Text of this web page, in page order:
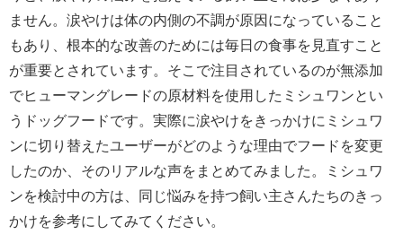
ません。涙やけは体の内側の不調が原因になっていること
もあり、根本的な改善のためには毎日の食事を見直すこと
が重要とされています。そこで注目されているのが無添加
でヒューマングレードの原材料を使用したミシュワンとい
うドッグフードです。実際に涙やけをきっかけにミシュワ
ンに切り替えたユーザーがどのような理由でフードを変更
したのか、そのリアルな声をまとめてみました。ミシュワ
ンを検討中の方は、同じ悩みを持つ飼い主さんたちのきっ
かけを参考にしてみてください。